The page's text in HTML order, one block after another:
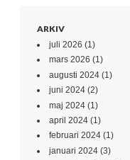
ARKIV
juli 2026 (1)
mars 2026 (1)
augusti 2024 (1)
juni 2024 (2)
maj 2024 (1)
april 2024 (1)
februari 2024 (1)
januari 2024 (3)